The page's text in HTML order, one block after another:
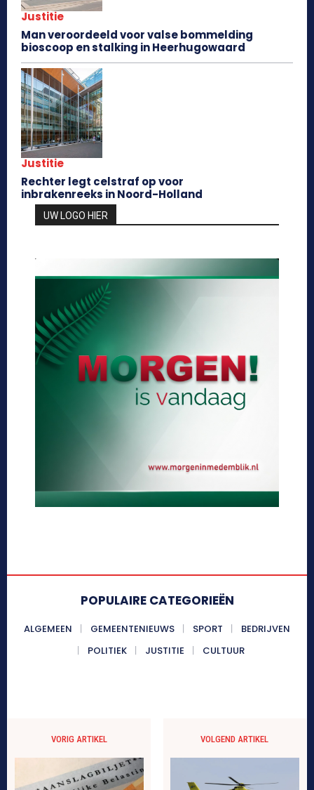
Justitie
Man veroordeeld voor valse bommelding
bioscoop en stalking in Heerhugowaard
Justitie
Rechter legt celstraf op voor
inbrakenreeks in Noord-Holland
UW LOGO HIER
POPULAIRE CATEGORIEËN
ALGEMEEN GEMEENTENIEUWS SPORT
BEDRIJVEN
POLITIEK
JUSTITIE CULTUUR
VORIG ARTIKEL VOLGEND ARTIKEL